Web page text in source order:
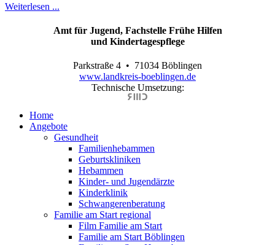
Weiterlesen ...
Amt für Jugend, Fachstelle Frühe Hilfen
und Kindertagespflege
Parkstraße 4 • 71034 Böblingen
www.landkreis-boeblingen.de
Technische Umsetzung:
Home
Angebote
Gesundheit
Familienhebammen
Geburtskliniken
Hebammen
Kinder- und Jugendärzte
Kinderklinik
Schwangerenberatung
Familie am Start regional
Film Familie am Start
Familie am Start Böblingen